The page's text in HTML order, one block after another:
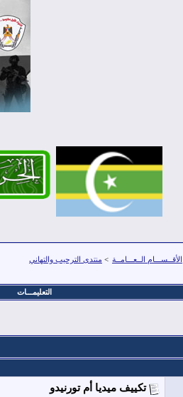
الأقــســـام الــعـــامــة > منتدى الترحيب والتهاني
التعليمـــات
تكييف ميديا أم تورنيدو